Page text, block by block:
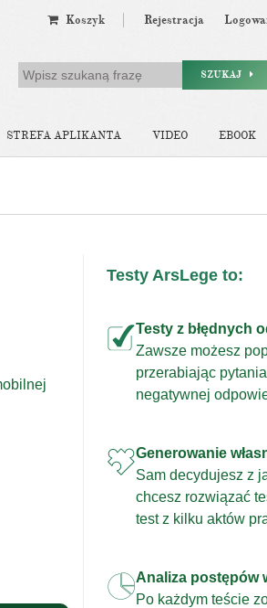
Koszyk Rejestracja
SZUKAJ
STREFA APLIKANTA VIDEO EBOOK
Testy ArsLege to:
Testy z błędnych
Zawsze możesz
przerabiając
negatywnej
Generowanie
Sam decydujesz z
chcesz rozwiązać
test z kilku aktów
Analiza postępów
Po każdym teście